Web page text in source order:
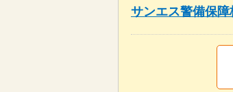
サンエス警備保